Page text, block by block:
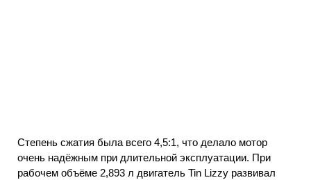
Степень сжатия была всего 4,5:1, что делало мотор
очень надёжным при длительной эксплуатации. При
рабочем объёме 2,893 л двигатель Tin Lizzy развивал